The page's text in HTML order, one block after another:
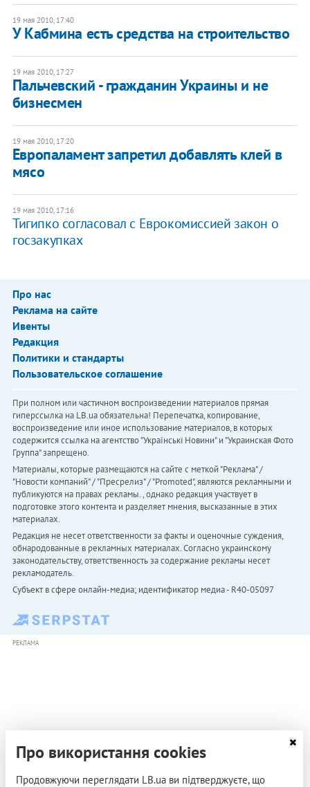
19 мая 2010, 17:40
У Кабмина есть средства на строительство
19 мая 2010, 17:27
Пальчевский - гражданин Украины и не
бизнесмен
19 мая 2010, 17:20
Европаламент запретил добавлять клей в
мясо
19 мая 2010, 17:16
Тигипко согласовал с Еврокомиссией закон о
госзакупках
Про нас
Реклама на сайте
Ивенты
Редакция
Политики и стандарты
Пользовательское соглашение
При полном или частичном воспроизведении материалов прямая
гиперссылка на LB.ua обязательна! Перепечатка, копирование,
воспроизведение или иное использование материалов, в которых
содержится ссылка на агентство "Українськi Новини" и "Украинская Фото
Группа" запрещено.
Материалы, которые размещаются на сайте с меткой "Реклама" /
"Новости компаний" / "Пресрелиз" / "Promoted", являются рекламными и
публикуются на правах рекламы. , однако редакция участвует в
подготовке этого контента и разделяет мнения, высказанные в этих
материалах.
Редакция не несет ответственности за факты и оценочные суждения,
обнародованные в рекламных материалах. Согласно украинскому
законодательству, ответственность за содержание рекламы несет
рекламодатель.
Субъект в сфере онлайн-медиа; идентификатор медиа - R40-05097
РЕКЛАМА
Про використання cookies
Продовжуючи переглядати LB.ua ви підтверджуєте, що